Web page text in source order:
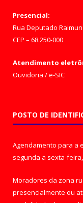
Presencial:
Rua Deputado
CEP – 68.250-000
Atendimento
Ouvidoria /e-SIC
POSTO DE
Agendamento para a
segunda a sexta-
Moradores da zona
presencialmente ou